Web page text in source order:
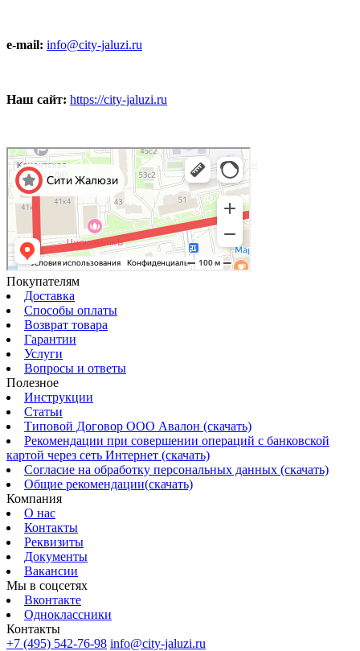
e-mail: info@city-jaluzi.ru
Наш сайт: https://city-jaluzi.ru
Москва
Карта Москвы с улицами и номерами домов — Яндекс Карты
Покупателям
Доставка
Способы оплаты
Возврат товара
Гарантии
Услуги
Вопросы и ответы
Полезное
Инструкции
Статьи
Типовой Договор ООО Авалон (скачать)
Рекомендации при совершении операций с банковской
картой через сеть Интернет (скачать)
Согласие на обработку персональных данных (скачать)
Общие рекомендации(скачать)
Компания
О нас
Контакты
Реквизиты
Документы
Вакансии
Мы в соцсетях
Вконтакте
Одноклассники
Контакты
+7 (495) 542-76-98 info@city-jaluzi.ru